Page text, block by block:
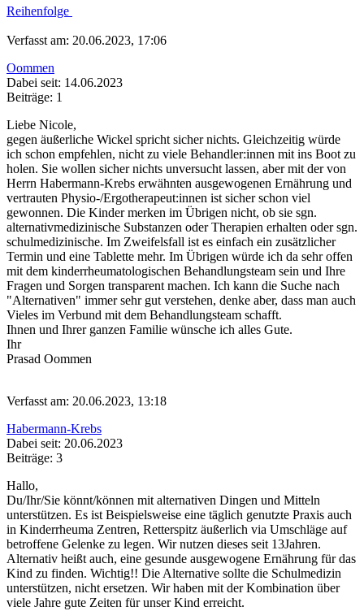
Reihenfolge
Verfasst am: 20.06.2023, 17:06
Oommen
Dabei seit: 14.06.2023
Beiträge: 1
Liebe Nicole,
gegen äußerliche Wickel spricht sicher nichts. Gleichzeitig würde
ich schon empfehlen, nicht zu viele Behandler:innen mit ins Boot zu
holen. Sie wollen sicher nichts unversucht lassen, aber mit der von
Herrn Habermann-Krebs erwähnten ausgewogenen Ernährung und
vertrauten Physio-/Ergotherapeut:innen ist sicher schon viel
gewonnen. Die Kinder merken im Übrigen nicht, ob sie sgn.
alternativmedizinische Substanzen oder Therapien erhalten oder sgn.
schulmedizinische. Im Zweifelsfall ist es einfach ein zusätzlicher
Termin und eine Tablette mehr. Im Übrigen würde ich da sehr offen
mit dem kinderrheumatologischen Behandlungsteam sein und Ihre
Fragen und Sorgen transparent machen. Ich kann die Suche nach
"Alternativen" immer sehr gut verstehen, denke aber, dass man auch
Vieles im Verbund mit dem Behandlungsteam schafft.
Ihnen und Ihrer ganzen Familie wünsche ich alles Gute.
Ihr
Prasad Oommen
Verfasst am: 20.06.2023, 13:18
Habermann-Krebs
Dabei seit: 20.06.2023
Beiträge: 3
Hallo,
Du/Ihr/Sie könnt/können mit alternativen Dingen und Mitteln
unterstützen. Es ist Beispielsweise eine täglich genutzte Praxis auch
in Kinderrheuma Zentren, Retterspitz äußerlich via Umschläge auf
betroffene Gelenke zu legen. Wir nutzen dieses seit 13Jahren.
Alternativ heißt auch, eine gesunde ausgewogene Ernährung für das
Kind zu finden. Wichtig!! Die Alternative sollte die Schulmedizin
unterstützen, nicht ersetzen. Wir haben mit der Kombination über
viele Jahre gute Zeiten für unser Kind erreicht.